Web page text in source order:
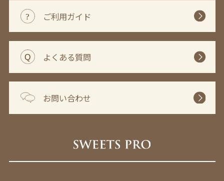
ご利用ガイド
よくある質問
お問い合わせ